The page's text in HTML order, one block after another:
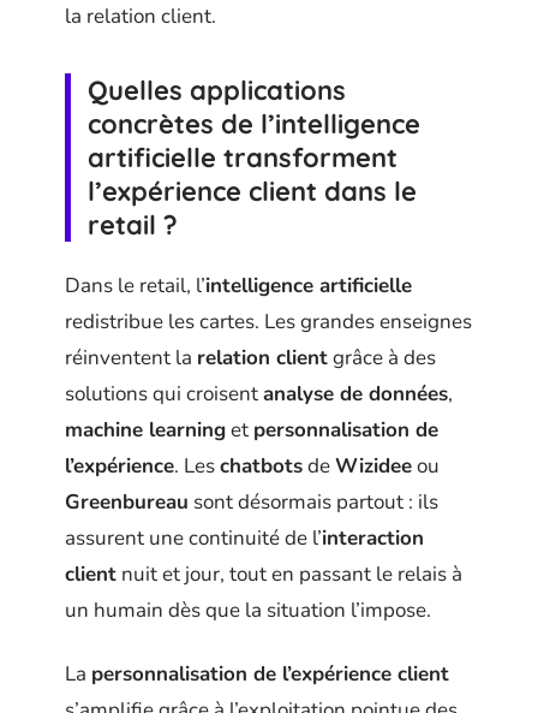
la relation client.
Quelles applications
concrètes de l’intelligence
artificielle transforment
l’expérience client dans le
retail ?
Dans le retail, l’intelligence artificielle
redistribue les cartes. Les grandes enseignes
réinventent la relation clientgrâce à des
solutions qui croisentanalyse de données,
machine learninget personnalisation de
l’expérience. LeschatbotsdeWizideeou
Greenbureau sont désormais partout : ils
assurent une continuité de l’interaction
client nuit et jour, tout en passant le relais à
un humain dès que la situation l’impose.
La personnalisation de l’expérience client